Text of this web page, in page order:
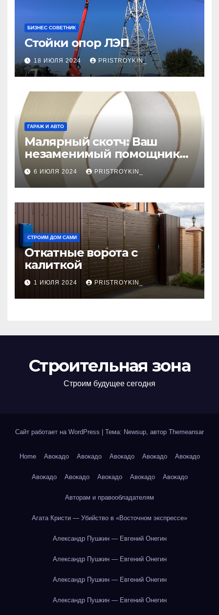
БИЗНЕС СОВЕТНИК
Стойки опор ЛЭП
18 ИЮЛЯ 2024 PRISTROYKIN_
ГАРАЖ И АВТО
Малярный скотч: Ваш
незаменимый помощник
при ремонтных работах
6 ИЮЛЯ 2024 PRISTROYKIN_
СТРОИМ ДОМ САМИ
Откатные ворота с
калиткой
1 ИЮЛЯ 2024 PRISTROYKIN_
Строительная зона
Строим будущее сегодня
Сайт работает на WordPress Тема: Newsup, автор Themeansar
Home Авокадо Авокадо Авокадо Авокадо Авокадо
Авокадо Авокадо Авокадо Авокадо Авокадо
Авторам и правообладателям
Агата Кристи — Убийство в «Восточном экспрессе»
Александр Пушкин — Евгений Онегин
Александр Пушкин — Евгений Онегин
Александр Пушкин — Евгений Онегин
Александр Пушкин — Евгений Онегин